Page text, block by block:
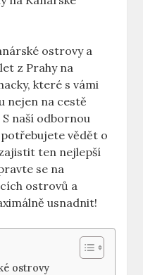
ostrovy a
z Prahy na
které s vámi
nejen na cestě
naší odbornou
vědět o
ten nejlepší
se na
ostrovů a
usnadnit!
ostrovy